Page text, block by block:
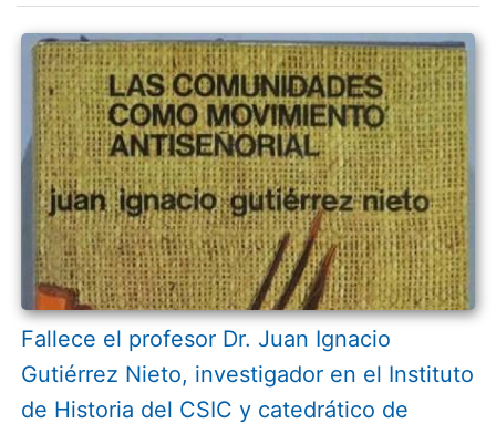
Fallece el profesor Dr. Juan Ignacio
Gutiérrez Nieto, investigador en el Instituto
de Historia del CSIC y catedrático de